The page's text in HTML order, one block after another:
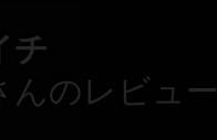
チ
んのレビュー